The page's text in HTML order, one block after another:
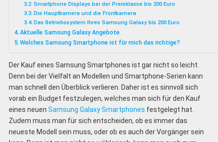
Smartphone Displays bei der Preisklasse bis 200 Euro
Die Hauptkamera und die Frontkamera
Das Betriebssystem Ihres Samsung Galaxy bis 200 Euro
Aktuelle Samsung Galaxy Angebote
Welches Samsung Smartphone ist für mich das richtige?
Der Kauf eines Samsung Smartphones ist gar nicht so leicht.
Denn bei der Vielfalt an Modellen und Smartphone-Serien kann
man schnell den Überblick verlieren. Daher ist es sinnvoll sich
vorab ein Budget festzulegen, welches man sich für den Kauf
eines neuen Samsung Galaxy Smartphones festgelegt hat.
Zudem muss man für sich entscheiden, ob es immer das
neueste Modell sein muss, oder ob es auch der Vorgänger sein